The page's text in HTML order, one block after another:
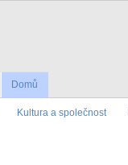
Domů
Kultura a společnost